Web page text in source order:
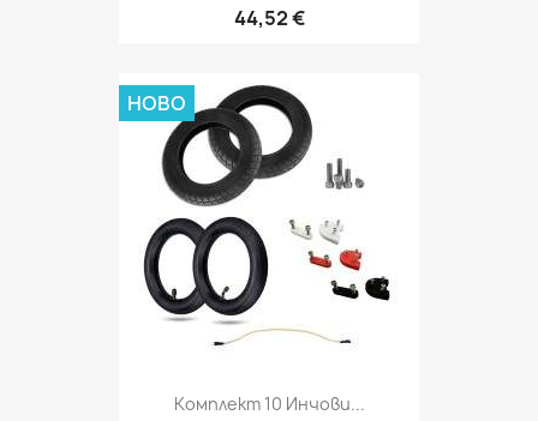
44,52 €
Комплект 10 Инчови...
НОВО